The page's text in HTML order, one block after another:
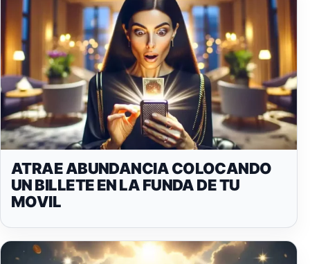
ATRAE ABUNDANCIA COLOCANDO
UN BILLETE EN LA FUNDA DE TU
MOVIL